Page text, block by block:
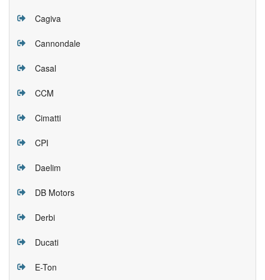
Cagiva
Cannondale
Casal
CCM
Cimatti
CPI
Daelim
DB Motors
Derbi
Ducati
E-Ton